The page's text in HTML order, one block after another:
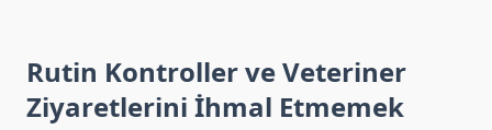
Rutin Kontroller ve Veteriner
Ziyaretlerini İhmal Etmemek